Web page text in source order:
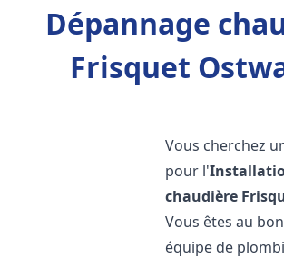
Dépannage
Frisquet
Vous cherchez
pour l'
chaudière
Vous êtes au
équipe de